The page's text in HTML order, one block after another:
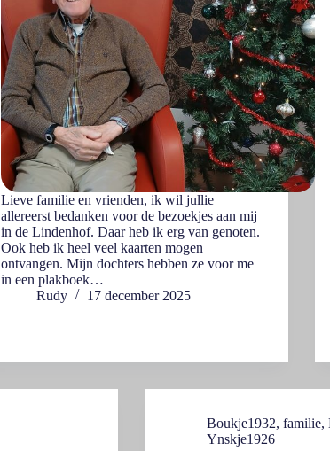
Lieve familie en vrienden, ik wil jullie
allereerst bedanken voor de bezoekjes aan mij
in de Lindenhof. Daar heb ik erg van genoten.
Ook heb ik heel veel kaarten mogen
ontvangen. Mijn dochters hebben ze voor me
in een plakboek…
Rudy
17 december 2025
Boukje1932, familie,
Ynskje1926